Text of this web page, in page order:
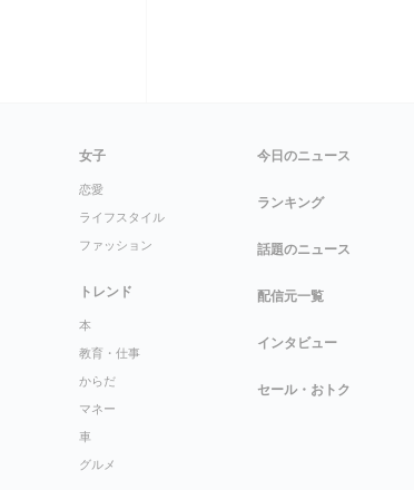
女子
恋愛
ライフスタイル
ファッション
トレンド
本
教育・仕事
からだ
マネー
車
グルメ
今日のニュース
ランキング
話題のニュース
配信元一覧
インタビュー
セール・おトク